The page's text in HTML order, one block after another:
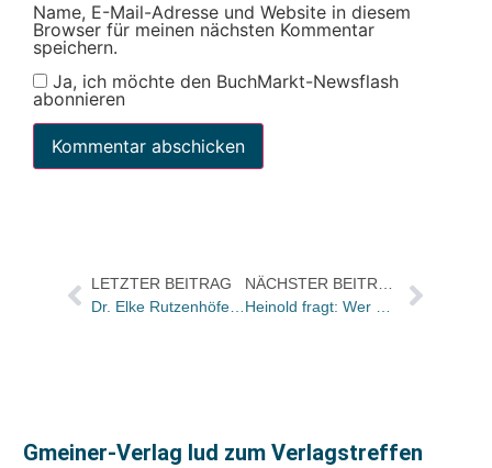
Name, E-Mail-Adresse und Website in diesem
Browser für meinen nächsten Kommentar
speichern.
Ja, ich möchte den BuchMarkt-Newsflash
abonnieren
LETZTER BEITRAG
Dr. Elke Rutzenhöfer neue Programmleiterin edition chrismon
NÄCHSTER BEITRAG
Heinold fragt: Wer war’s?
Gmeiner-Verlag lud zum Verlagstreffen